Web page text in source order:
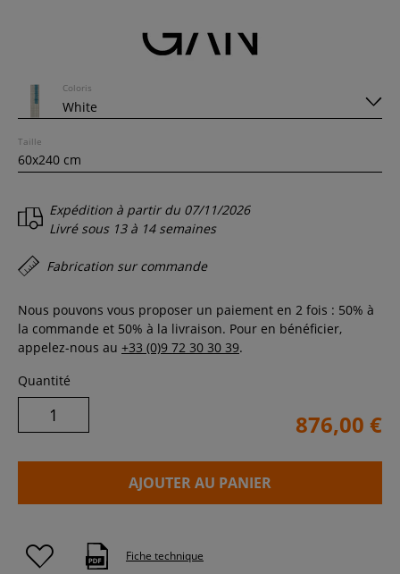
Coloris
Taille
Expédition à partir du 07/11/2026
Livré sous 13 à 14 semaines
Fabrication sur commande
Nous pouvons vous proposer un paiement en 2 fois : 50% à
la commande et 50% à la livraison. Pour en bénéficier,
appelez-nous au +33 (0)9 72 30 30 39.
Quantité
876,00 €
AJOUTER AU PANIER
Fiche technique